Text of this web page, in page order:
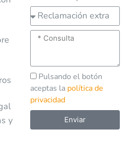
y
Pulsando el botón
aceptas la política de
privacidad
Enviar